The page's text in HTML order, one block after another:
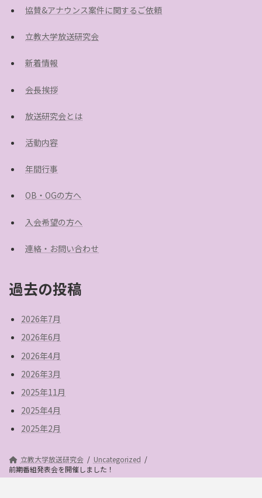
協賛&アナウンス案件に関するご依頼
立教大学放送研究会
新着情報
会長挨拶
放送研究会とは
活動内容
年間行事
OB・OGの方へ
入会希望の方へ
連絡・お問い合わせ
過去の投稿
2026年7月
2026年6月
2026年4月
2026年3月
2025年11月
2025年4月
2025年2月
立教大学放送研究会
Uncategorized
前期番組発表会を開催しました！